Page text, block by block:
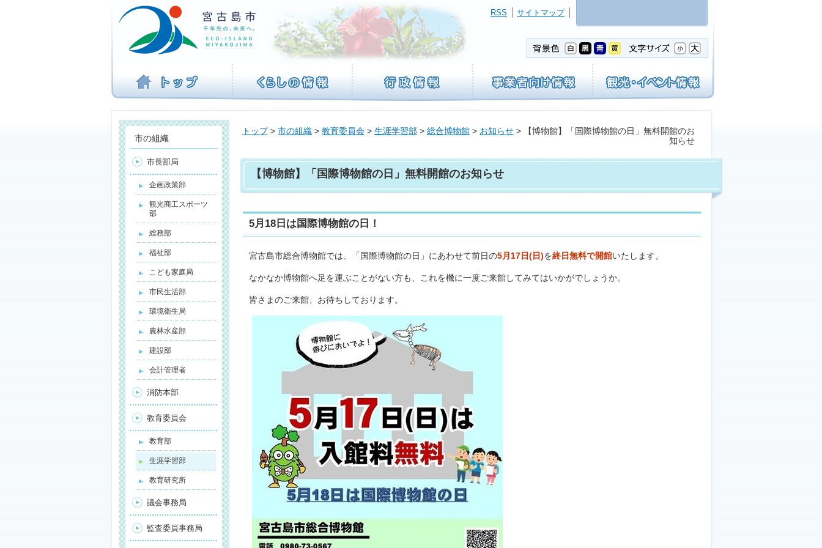
ビ
を
ば
す
サイトマップ
RSS
トップ> 市の組織 > 教育委員会 > 生涯学習部 > 総合博物館 > お知らせ > 【博物館】「国際博物館の日」無料開館のお
知らせ
【博物館】「国際博物館の日」無料開館のお知らせ
5月18日は国際博物館の日！
宮古島市総合博物館では、「国際博物館の日」にあわせて前日の5月17日(日)を終日無料で開館いたします。
なかなか博物館へ足を運ぶことがない方も、これを機に一度ご来館してみてはいかがでしょうか。
皆さまのご来館、お待ちしております。
市の組織
市長部局
企画政策部
観光商工スポーツ
部
総務部
福祉部
こども家庭局
市民生活部
環境衛生局
農林水産部
建設部
会計管理者
消防本部
教育委員会
教育部
生涯学習部
教育研究所
議会事務局
監査委員事務局